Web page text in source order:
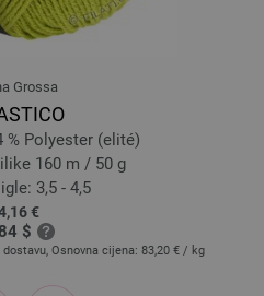
Grossa
% Polyester (elité)
160 m / 50 g
3,5 - 4,5
€
$
Osnovna cijena: 83,20 € / kg
next